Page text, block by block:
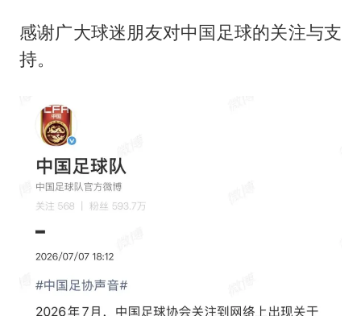
感谢广大球迷朋友对中国足球的关注与支
持。